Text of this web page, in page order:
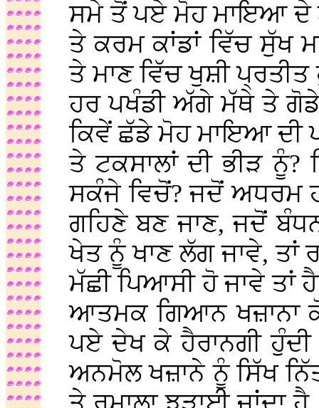
ਸਮੇ ਤੋਂ ਪਏ ਮੋਹ ਮਾਇਆ ਦੇ
ਤੇ ਕਰਮ ਕਾਂਡਾਂ ਵਿੱਚ ਸੁੱਖ
ਤੇ ਮਾਣ ਵਿੱਚ ਖੁਸ਼ੀ
ਹਰ ਪਖੰਡੀ ਅੱਗੇ ਮੱਥੇ ਤੇ ਗੋਡੇ
ਕਿਵੇਂ ਛੱਡੇ ਮੋਹ ਮਾਇਆ ਦੀ
ਤੇ ਟਕਸਾਲਾਂ ਦੀ ਭੀੜ
ਸਕੰਜੇ ਵਿਚੋਂ? ਜਦੋਂ ਅਧਰਮ
ਗਹਿਣੇ ਬਣ ਜਾਣ, ਜਦੋਂ
ਖੇਤ ਨੂੰ ਖਾਣ ਲੱਗ ਜਾਵੇ, ਤਾਂ
ਮੱਛੀ ਪਿਆਸੀ ਹੋ ਜਾਵੇ ਤਾਂ
ਆਤਮਕ ਗਿਆਨ ਖਜ਼ਾਨਾ
ਪਏ ਦੇਖ ਕੇ ਹੈਰਾਨਗੀ
ਅਨਮੋਲ ਖਜ਼ਾਨੇ ਨੂੰ ਸਿੱਖ